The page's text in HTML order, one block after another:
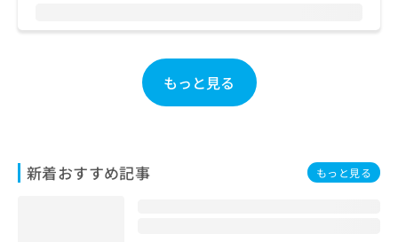
もっと見る
新着おすすめ記事 もっと見る
問
ら